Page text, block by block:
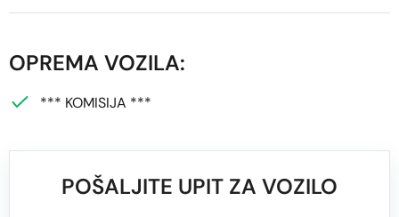
OPREMA VOZILA:
*** KOMISIJA ***
POŠALJITE UPIT ZA VOZILO